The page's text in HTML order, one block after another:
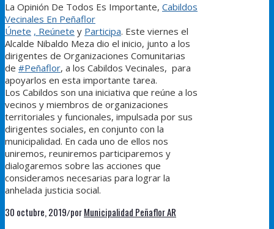
La Opinión De Todos Es Importante, Cabildos
Vecinales En Peñaflor
Únete , Reúnete y Participa. Este viernes el
Alcalde Nibaldo Meza dio el inicio, junto a los
dirigentes de Organizaciones Comunitarias
de #Peñaflor, a los Cabildos Vecinales, para
apoyarlos en esta importante tarea.
Los Cabildos son una iniciativa que reúne a los
vecinos y miembros de organizaciones
territoriales y funcionales, impulsada por sus
dirigentes sociales, en conjunto con la
municipalidad. En cada uno de ellos nos
uniremos, reuniremos participaremos y
dialogaremos sobre las acciones que
consideramos necesarias para lograr la
anhelada justicia social.
30 octubre, 2019/porMunicipalidad Peñaflor AR